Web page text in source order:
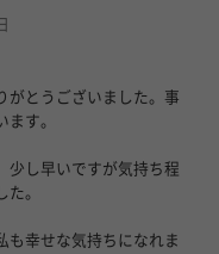
がとうございました。事
ます。
少し早いですが気持ち程
た。
も幸せな気持ちになれま